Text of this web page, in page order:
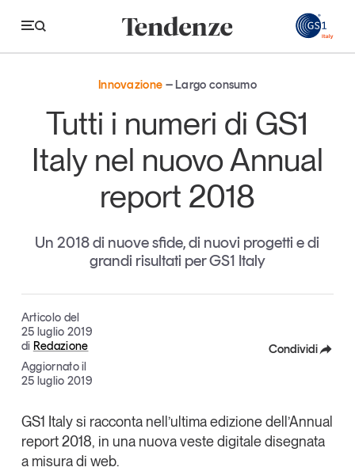
Tendenze
Economia e consumi
Innovazione
Logistica
Retail e brand
Sostenibilità
Grandi temi
Magazine
Articoli
Dossier
Il Numero
Interviste
Innovazione Largo consumo
Tutti i numeri di GS1
Italy nel nuovo Annual
report 2018
Un 2018 di nuove sfide, di nuovi progetti e di
grandi risultati per GS1 Italy
Articolo del
25 luglio 2019
di Redazione
Aggiornato il
25 luglio 2019
Condividi
Linkedin
GS1 Italysi racconta nell’ultima edizione dell’Annual
report 2018, in una nuova veste digitale disegnata
a misura di web.